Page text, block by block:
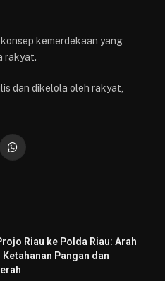
kemerdekaan yang
rakyat.
dan dikelola oleh rakyat,
WhatsApp
Riau ke Polda Riau: Arah
Pangan dan